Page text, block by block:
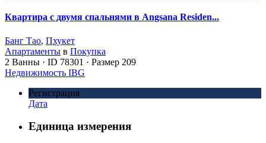
Квартира с двумя спальнями в Angsana Residen...
Банг Тао, Пхукет
Апартаменты в Покупка
2 Ванны · ID 78301 · Размер 209
Недвижимость IBG
Регистрация
Дата
Единица измерения